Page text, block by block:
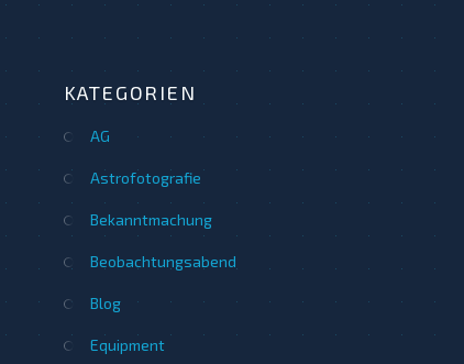
KATEGORIEN
AG
Astrofotografie
Bekanntmachung
Beobachtungsabend
Blog
Equipment